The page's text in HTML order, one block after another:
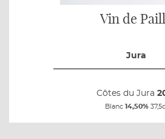
Vin de
Jura
Côtes du Jura
Blanc 14,50% 37,5cl